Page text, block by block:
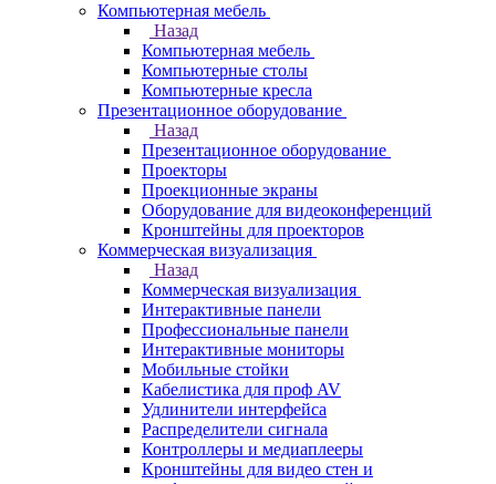
Компьютерная мебель
Назад
Компьютерная мебель
Компьютерные столы
Компьютерные кресла
Презентационное оборудование
Назад
Презентационное оборудование
Проекторы
Проекционные экраны
Оборудование для видеоконференций
Кронштейны для проекторов
Коммерческая визуализация
Назад
Коммерческая визуализация
Интерактивные панели
Профессиональные панели
Интерактивные мониторы
Мобильные стойки
Кабелистика для проф AV
Удлинители интерфейса
Распределители сигнала
Контроллеры и медиаплееры
Кронштейны для видео стен и